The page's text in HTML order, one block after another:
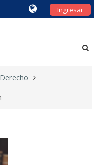
Ingresar